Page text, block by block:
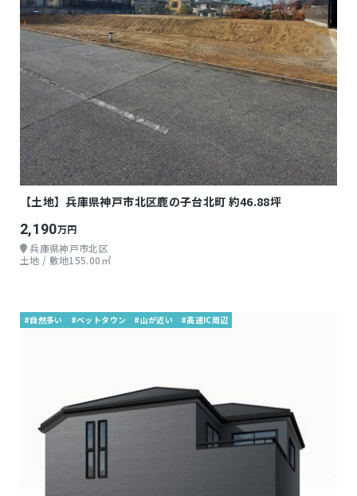
【土地】兵庫県神戸市北区鹿の子台北町 約46.88坪
2,190万円
兵庫県神戸市北区
土地 / 敷地155.00㎡
#自然多い #ベットタウン #山が近い #高速IC周辺